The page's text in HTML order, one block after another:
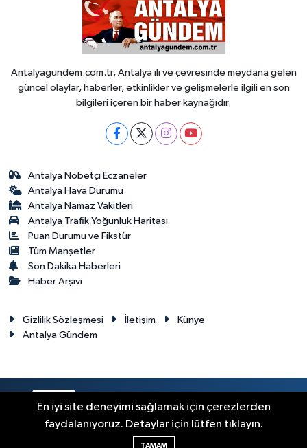
Antalyagundem.com.tr, Antalya ili ve çevresinde meydana gelen
güncel olaylar, haberler, etkinlikler ve gelişmelerle ilgili en son
bilgileri içeren bir haber kaynağıdır.
Antalya Nöbetçi Eczaneler
Antalya Hava Durumu
Antalya Namaz Vakitleri
Antalya Trafik Yoğunluk Haritası
Puan Durumu ve Fikstür
Tüm Manşetler
Son Dakika Haberleri
Haber Arşivi
Gizlilik Sözleşmesi İletişim
Künye
Antalya Gündem
Haber Yazılımı:
En iyi site deneyimi sağlamak için çerezlerden
faydalanıyoruz. Detaylar için lütfen tıklayın.
TAMAM